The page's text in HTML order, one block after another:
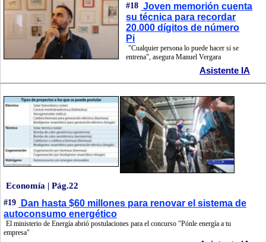
#18 Joven memorión cuenta
su técnica para recordar
20.000 dígitos de número
Pi
"Cualquier persona lo puede hacer si se
entrena", asegura Manuel Vergara
Asistente IA
Economía | Pág.22
#19
Dan hasta $60 millones para renovar el sistema de
autoconsumo energético
El ministerio de Energía abrió postulaciones para el concurso "Pónle energía a tu
empresa"